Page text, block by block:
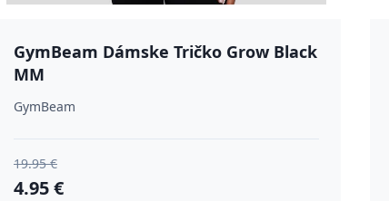
GymBeam Dámske Tričko Grow Black
MM
GymBeam
19.95 €
4.95 €